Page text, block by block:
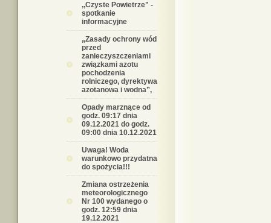
,,Czyste Powietrze" -
spotkanie
informacyjne
„Zasady ochrony wód
przed
zanieczyszczeniami
związkami azotu
pochodzenia
rolniczego, dyrektywa
azotanowa i wodna”,
Opady marznące od
godz. 09:17 dnia
09.12.2021 do godz.
09:00 dnia 10.12.2021
Uwaga! Woda
warunkowo przydatna
do spożycia!!!
Zmiana ostrzeżenia
meteorologicznego
Nr 100 wydanego o
godz. 12:59 dnia
19.12.2021